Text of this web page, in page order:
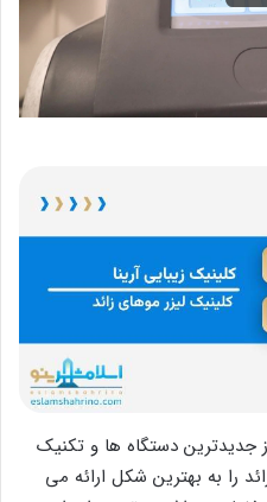
جدیدترین دستگاه‌ ها و تکنیک‌
را به بهترین شکل ارائه می‌